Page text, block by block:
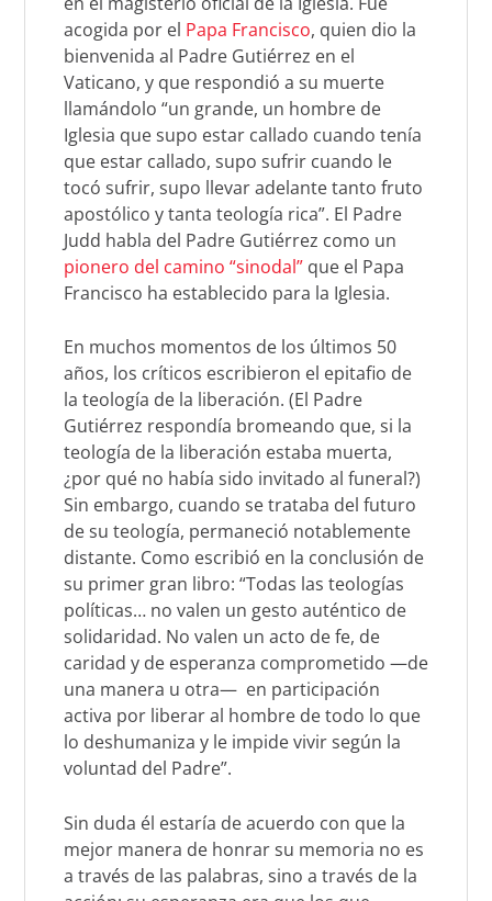
acogida por el Papa Francisco, quien dio la
bienvenida al Padre Gutiérrez en el
Vaticano, y que respondió a su muerte
llamándolo “un grande, un hombre de
Iglesia que supo estar callado cuando tenía
que estar callado, supo sufrir cuando le
tocó sufrir, supo llevar adelante tanto fruto
apostólico y tanta teología rica”. El Padre
Judd habla del Padre Gutiérrez como un
pionero del camino “sinodal”que el Papa
Francisco ha establecido para la Iglesia.
En muchos momentos de los últimos 50
años, los críticos escribieron el epitafio de
la teología de la liberación. (El Padre
Gutiérrez respondía bromeando que, si la
teología de la liberación estaba muerta,
¿por qué no había sido invitado al funeral?)
Sin embargo, cuando se trataba del futuro
de su teología, permaneció notablemente
distante. Como escribió en la conclusión de
su primer gran libro: “Todas las teologías
políticas… no valen un gesto auténtico de
solidaridad. No valen un acto de fe, de
caridad y de esperanza comprometido —de
una manera u otra— en participación
activa por liberar al hombre de todo lo que
lo deshumaniza y le impide vivir según la
voluntad del Padre”.
Sin duda él estaría de acuerdo con que la
mejor manera de honrar su memoria no es
a través de las palabras, sino a través de la